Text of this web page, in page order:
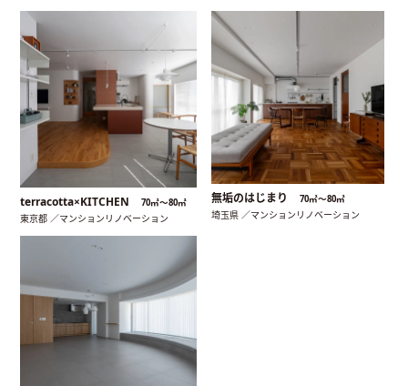
terracotta×KITCHEN 70㎡〜80㎡
東京都 ／マンションリノベーション
無垢のはじまり 70㎡〜80㎡
埼玉県 ／マンションリノベーション